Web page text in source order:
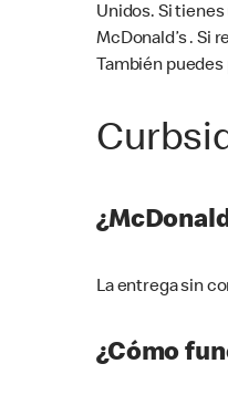
Unidos. Si
McDonald’s . Si
También
La entrega sin
¿Cómo